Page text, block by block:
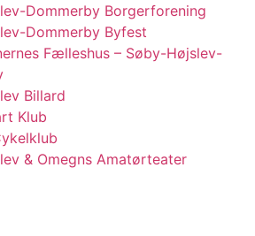
Dommerby Borgerforening
Dommerby Byfest
Fælleshus – Søby-Højslev-
Billard
Klub
& Omegns Amatørteater